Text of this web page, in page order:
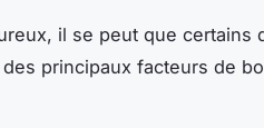
il se peut que certains
principaux facteurs de